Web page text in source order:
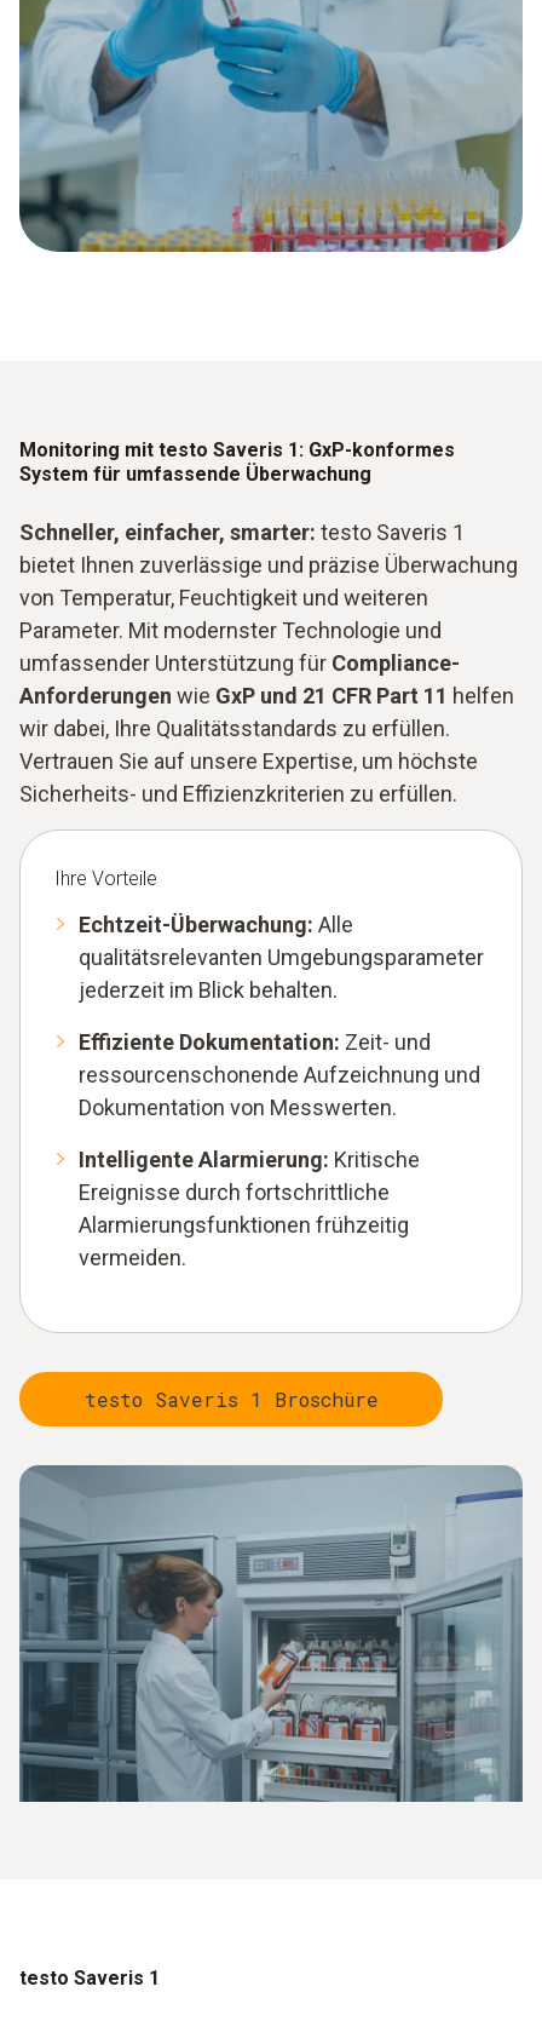
Monitoring mit testo Saveris 1: GxP-konformes
System für umfassende Überwachung
Schneller, einfacher, smarter: testo Saveris 1
bietet Ihnen zuverlässige und präzise Überwachung
von Temperatur, Feuchtigkeit und weiteren
Parameter. Mit modernster Technologie und
umfassender Unterstützung für Compliance-
Anforderungen wie GxP und 21 CFR Part 11 helfen
wir dabei, Ihre Qualitätsstandards zu erfüllen.
Vertrauen Sie auf unsere Expertise, um höchste
Sicherheits- und Effizienzkriterien zu erfüllen.
Ihre Vorteile
Echtzeit-Überwachung: Alle
qualitätsrelevanten Umgebungsparameter
jederzeit im Blick behalten.
Effiziente Dokumentation: Zeit- und
ressourcenschonende Aufzeichnung und
Dokumentation von Messwerten.
Intelligente Alarmierung: Kritische
Ereignisse durch fortschrittliche
Alarmierungsfunktionen frühzeitig
vermeiden.
testo Saveris 1 Broschüre
testo Saveris 1